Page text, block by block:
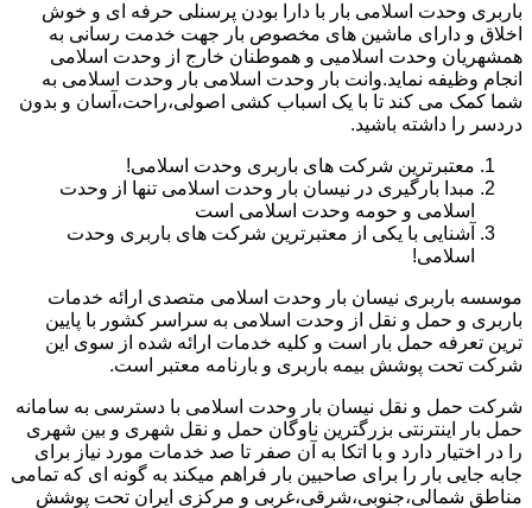
باربری وحدت اسلامی بار با دارا بودن پرسنلی حرفه ای و خوش
اخلاق و دارای ماشین های مخصوص بار جهت خدمت رسانی به
همشهریان وحدت اسلامیی و هموطنان خارج از وحدت اسلامی
انجام وظیفه نماید.وانت بار وحدت اسلامی بار وحدت اسلامی به
شما کمک می کند تا با یک اسباب کشی اصولی،راحت،آسان و بدون
دردسر را داشته باشید.
معتبرترین شرکت های باربری وحدت اسلامی!
مبدا بارگیری در نیسان بار وحدت اسلامی تنها از وحدت
اسلامی و حومه وحدت اسلامی است
آشنایی با یکی از معتبرترین شرکت های باربری وحدت
اسلامی!
موسسه باربری نیسان بار وحدت اسلامی متصدی ارائه خدمات
باربری و حمل و نقل از وحدت اسلامی به سراسر کشور با پایین
ترین تعرفه حمل بار است و کلیه خدمات ارائه شده از سوی این
شرکت تحت پوشش بیمه باربری و بارنامه معتبر است.
شرکت حمل و نقل نیسان بار وحدت اسلامی با دسترسی به سامانه
حمل بار اینترنتی بزرگترین ناوگان حمل و نقل شهری و بین شهری
را در اختیار دارد و با اتکا به آن صفر تا صد خدمات مورد نیاز برای
جابه جایی بار را برای صاحبین بار فراهم میکند به گونه ای که تمامی
مناطق شمالی،جنوبی،شرقی،غربی و مرکزی ایران تحت پوشش